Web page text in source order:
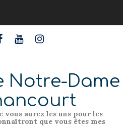
Notre-Dame
vous aurez les uns pour les
que vous êtes mes